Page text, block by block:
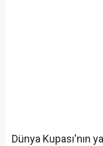
Dünya Kupası'nın